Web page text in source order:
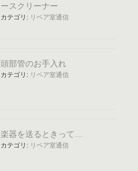
ースクリーナー
カテゴリ: リペア室通信
頭部管のお手入れ
カテゴリ: リペア室通信
楽器を送るときって…
カテゴリ: リペア室通信